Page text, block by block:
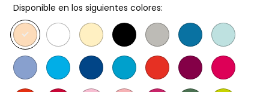
Disponible en los siguientes colores: